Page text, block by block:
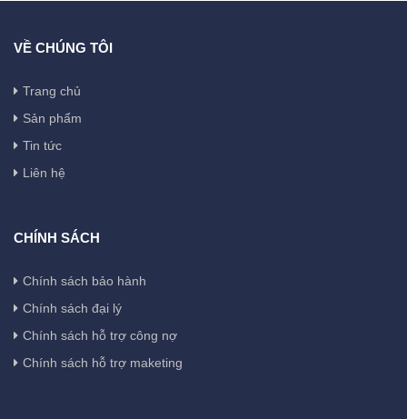
VỀ CHÚNG TÔI
Trang chủ
Sản phẩm
Tin tức
Liên hệ
CHÍNH SÁCH
Chính sách bảo hành
Chính sách đại lý
Chính sách hỗ trợ công nợ
Chính sách hỗ trợ maketing